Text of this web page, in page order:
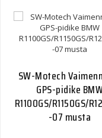
SW-Motech
GPS-pidike
R1100GS/R1150GS/
-07 musta